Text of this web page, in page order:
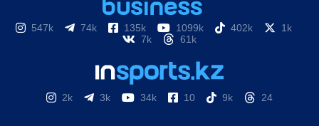
547k 74k 135k 1099k 402k
1k
7k
61k
2k 3k 34k 10 9k 24